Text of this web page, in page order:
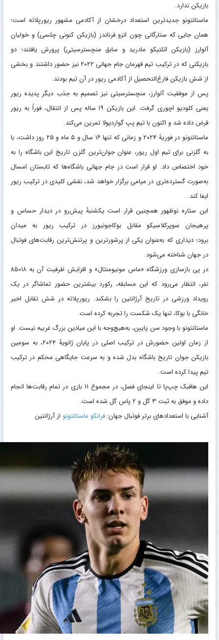
بازیکن ندارد.
ماستانتونو جدیدترین استعداد درخشان از آکادمی مشهور ریورپلاته است؛
همان جایی که ستارگانی چون انزو فرناندز (بازیکن کنونی چلسی) و خولیان
آلوارز (بازیکن اتلتیکو مادرید و سابق منچسترسیتی) پرورش یافتند؛ دو
بازیکنی که در ترکیب تیم قهرمان جام جهانی ۲۰۲۲ نیز حضور داشتند و بخشی
از شش بازیکن فارغ‌التحصیل از آکادمی ریور در آن تیم بودند.
پس از موفقیت آلوارز، منچسترسیتی نیز تصمیم به جذب دیگر پدیده ریور
یعنی کلودیو اچوری گرفت. این بازیکن ۱۹ ساله پس از انتقال، فوراً به ریور
قرض داده شد و اکنون با تیم پپ گواردیولا تمرین می‌کند.
ماستانتونو در فوریه‌ٔ ۲۰۲۴ و زمانی که تنها ۱۶ سال و ۵ ماه و ۲۵ روز داشت، با
به‌ گلزنی برای تیم اول ریور، عنوان جوان‌ترین گلزن تاریخ این باشگاه را به
خود اختصاص داد. او قرار است در جام جهانی باشگاه‌ها که تابستان امسال
به‌صورت گسترده‌تری در میامی برگزار خواهد شد، نقشی کلیدی در ترکیب ریور
ایفا کند.
این ستاره نوظهور همچنین قرار است یکشنبه‌ٔ پیش‌رو در دیدار حساس و
پرهیجان سوپرکلاسیکو مقابل بوکاجونیورز در ترکیب ریور به میدان
برود؛ دیداری که به‌عنوان یکی از پرشورترین و پرتنش‌ترین رقابت‌های فوتبال
در جهان شناخته می‌شود.
در پی بازسازی ورزشگاه «ماس مونیومنتال» و افزایش ظرفیت آن به ۸۵۰۱۸
نفر، انتظار می‌رود که این مسابقه، رکورد بیشترین حضور تماشاگر در یک
رویداد ورزشی در تاریخ آرژانتین را بشکند. ریورپلاته در شش تقابل اخیر
خانگی با بوکا، تنها یک شکست را تجربه کرده است.
ماستانتونو با وجود سن پایین، به‌هیچ‌وجه با این میادین بزرگ غریبه نیست. او
از زمان اولین حضورش در ترکیب اصلی در پایان ژانویه‌ٔ ۲۰۲۴، به سومین
بازیکن جوان تاریخ باشگاه بدل شده و به سرعت جایگاهی محکم در ترکیب
تیم پیدا کرده است.
این هافبک چپ‌پا تا اینجای فصل، در مجموع ۱۱ بازی در تمام رقابت‌ها انجام
داده و موفق به ثبت ۳ گل و ۲ پاس گل شده است.
آشنایی با استعدادهای برتر فوتبال جهان: فرانکو ماستانتونو از آرژانتین